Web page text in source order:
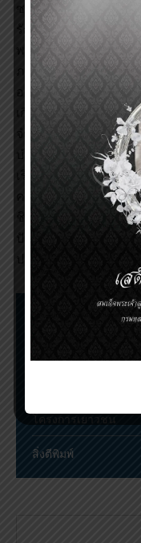
ซาทอเรียสยังได้ทำก
รักษาผู้ป่วยโรคจิตเว
พยาบาลอีกด้วย
ภาวะทางจิตเวชเป็น
องค์การอนามัยโลกป
เกิดปัญหาทางจิตเวช
จำแนกโรคและวินิจฉั
บำบัดรักษาได้อย่างถู
เรียส ทำให้เกิดความ
ความสำคัญของภาวะ
ชีวิตในสังคมต่อไปไ
ปัญหาทางสังคมที่เกิด
ขั้นตอนการเสนอชื่อ
โครงการเยาวชน
สิ่งตีพิมพ์